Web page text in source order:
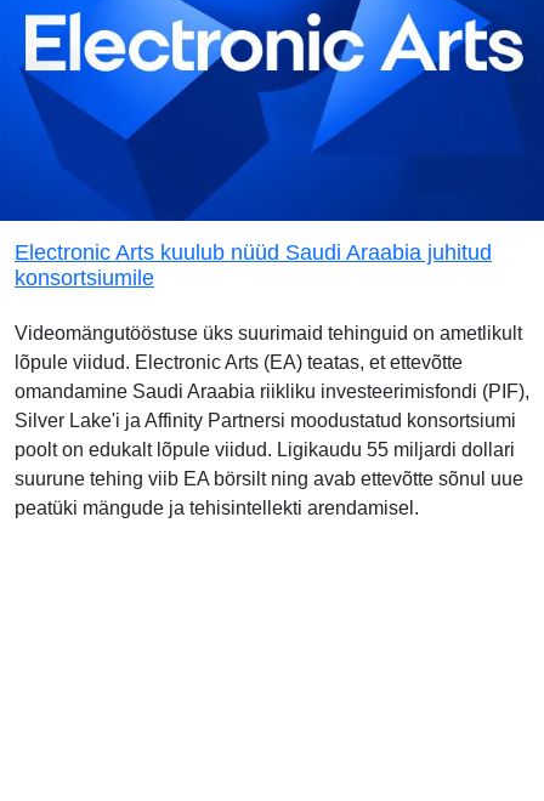
Electronic Arts kuulub nüüd Saudi Araabia juhitud
konsortsiumile
Videomängutööstuse üks suurimaid tehinguid on ametlikult
lõpule viidud. Electronic Arts (EA) teatas, et ettevõtte
omandamine Saudi Araabia riikliku investeerimisfondi (PIF),
Silver Lake'i ja Affinity Partnersi moodustatud konsortsiumi
poolt on edukalt lõpule viidud. Ligikaudu 55 miljardi dollari
suurune tehing viib EA börsilt ning avab ettevõtte sõnul uue
peatüki mängude ja tehisintellekti arendamisel.